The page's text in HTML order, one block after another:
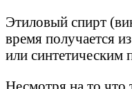
Этиловый спирт
время получается
или синтетическим
Несмотря на то что